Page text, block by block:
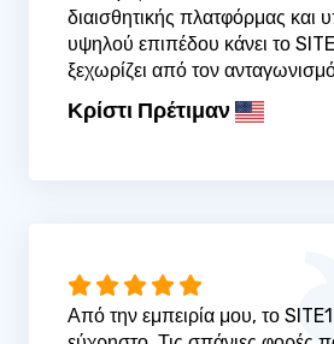
διαισθητικής πλατφόρμας και
υψηλού επιπέδου κάνει το
ξεχωρίζει από τον
Κρίστι Πρέτιμαν
Από την εμπειρία μου, το